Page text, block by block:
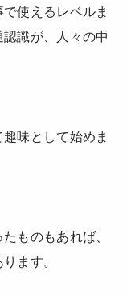
使えるレベルま
識が、人々の中
味として始めま
ものもあれば、
ます。